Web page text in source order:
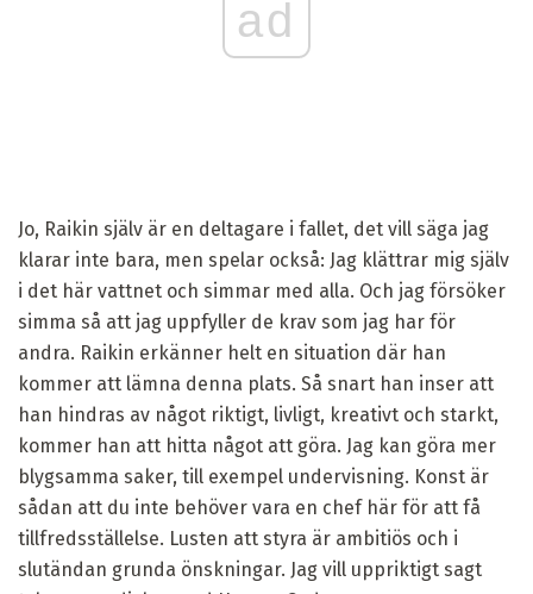
ad
Jo, Raikin själv är en deltagare i fallet, det vill säga jag
klarar inte bara, men spelar också: Jag klättrar mig själv
i det här vattnet och simmar med alla. Och jag försöker
simma så att jag uppfyller de krav som jag har för
andra. Raikin erkänner helt en situation där han
kommer att lämna denna plats. Så snart han inser att
han hindras av något riktigt, livligt, kreativt och starkt,
kommer han att hitta något att göra. Jag kan göra mer
blygsamma saker, till exempel undervisning. Konst är
sådan att du inte behöver vara en chef här för att få
tillfredsställelse. Lusten att styra är ambitiös och i
slutändan grunda önskningar. Jag vill uppriktigt sagt